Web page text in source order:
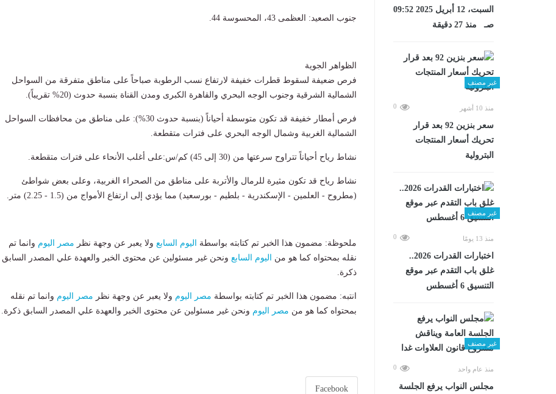
السبت، 12 أبريل 2025 09:52
صـ منذ 27 دقيقة
غير مصنف
منذ 10 أشهر 0
سعر بنزين 92 بعد قرار
تحريك أسعار المنتجات
البترولية
غير مصنف
منذ 13 يومًا 0
اختبارات القدرات 2026..
غلق باب التقدم عبر موقع
التنسيق 6 أغسطس
غير مصنف
منذ عام واحد 0
مجلس النواب يرفع الجلسة
جنوب الصعيد: العظمى 43، المحسوسة 44.
الظواهر الجوية
​فرص ضعيفة لسقوط قطرات خفيفة لارتفاع نسب الرطوبة صباحاً على مناطق متفرقة من السواحل
الشمالية الشرقية وجنوب الوجه البحري والقاهرة الكبرى ومدن القناة بنسبة حدوث (20% تقريباً).
​فرص أمطار خفيفة قد تكون متوسطة أحياناً (بنسبة حدوث 30%): على مناطق من محافظات السواحل
الشمالية الغربية وشمال الوجه البحري على فترات متقطعة.
​نشاط رياح أحياناً تتراوح سرعتها من (30 إلى 45) كم/س:​على أغلب الأنحاء على فترات متقطعة.
نشاط رياح ​قد تكون مثيرة للرمال والأتربة على مناطق من الصحراء الغربية، و​على بعض شواطئ
(مطروح - العلمين - الإسكندرية - بلطيم - بورسعيد) مما يؤدي إلى ارتفاع الأمواج من (1.5 - 2.25) متر.
ملحوظة: مضمون هذا الخبر تم كتابته بواسطة اليوم السابع ولا يعبر عن وجهة نظر مصر اليوم وانما تم
نقله بمحتواه كما هو من
اليوم السابع ونحن غير مسئولين عن محتوى الخبر والعهدة علي المصدر السابق
ذكرة.
انتبه: مضمون هذا الخبر تم كتابته بواسطة مصر اليوم ولا يعبر عن وجهة نظر مصر اليوم وانما تم نقله
بمحتواه كما هو من مصر اليوم ونحن غير مسئولين عن محتوى الخبر والعهدة علي المصدر السابق ذكرة.
Facebook